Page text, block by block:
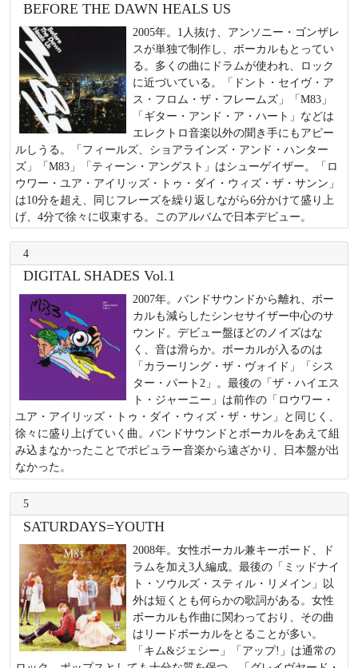
BEFORE THE DAWN HEALS US
2005年。1人抜け、アンソニー・ゴンザレ
スが単独で制作し、ボーカルもとってい
る。多くの曲にドラムが使われ、ロック
に近づいている。「ドント・セイヴ・ア
ス・フロム・ザ・フレームズ」「M83」
「ギター・アンド・ア・ハート」などは
エレクトロ音楽以外の聞き手にもアピー
ルしうる。「フィールズ、ショアラインズ・アンド・ハンター
ズ」「M83」「ティーン・アングスト」はシューゲイザー。「ロ
ウワー・ユア・アイリッズ・トゥ・ダイ・ウィズ・ザ・サンン」
は10分を超え、同じフレーズを繰り返しながら6分かけて盛り上
げ、4分で徐々に収束する。このアルバムで日本デビュー。
4
DIGITAL SHADES Vol.1
2007年。バンドサウンドから離れ、ボー
カルも減らしたシンセサイザー中心のサ
ウンド。デビュー盤ほどのノイズはな
く、音は滑らか。ボーカルが入るのは
「カラーリング・ザ・ヴォイド」「シス
ター・パート2」。最後の「ザ・ハイエス
ト・ジャーニー」は前作の「ロウワー・
ユア・アイリッズ・トゥ・ダイ・ウィズ・ザ・サン」と同じく、
徐々に盛り上げていく曲。バンドサウンドとボーカルをあえて組
み込まなかったことでポピュラー音楽から遠ざかり、日本盤が出
なかった。
5
SATURDAYS=YOUTH
2008年。女性ボーカル兼キーボード、ド
ラムを加え3人編成。最後の「ミッドナイ
ト・ソウルズ・スティル・リメイン」以
外は短くとも何らかの歌詞がある。女性
ボーカルも作曲に関わっており、その曲
はリードボーカルをとることが多い。
「キム&ジェシー」「アップ!」は通常の